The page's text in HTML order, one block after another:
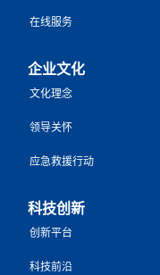
在线服务
企业文化
文化理念
领导关怀
应急救援行动
科技创新
创新平台
科技前沿